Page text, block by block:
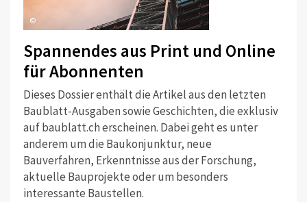
©
Spannendes aus Print und Online
für Abonnenten
Dieses Dossier enthält die Artikel aus den letzten
Baublatt-Ausgaben sowie Geschichten, die exklusiv
auf baublatt.ch erscheinen. Dabei geht es unter
anderem um die Baukonjunktur, neue
Bauverfahren, Erkenntnisse aus der Forschung,
aktuelle Bauprojekte oder um besonders
interessante Baustellen.